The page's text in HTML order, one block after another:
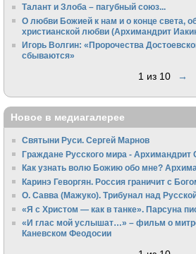
Талант и Злоба – пагубный союз...
О любви Божией к нам и о конце света,
христианской любви (Архимандрит
Игорь Волгин: «Пророчества
сбываются»
1 из 10 →
Новое в медиагалерее
Святыни Руси. Сергей Марнов
Граждане Русского мира - Архимандрит
Как узнать волю Божию обо мне?
Каринэ Геворгян. Россия граничит с
О. Савва (Мажуко). Трибунал над
«Я с Христом — как в танке». Парсуна
«И глас мой услышат…» – фильм о
Каневском Феодосии